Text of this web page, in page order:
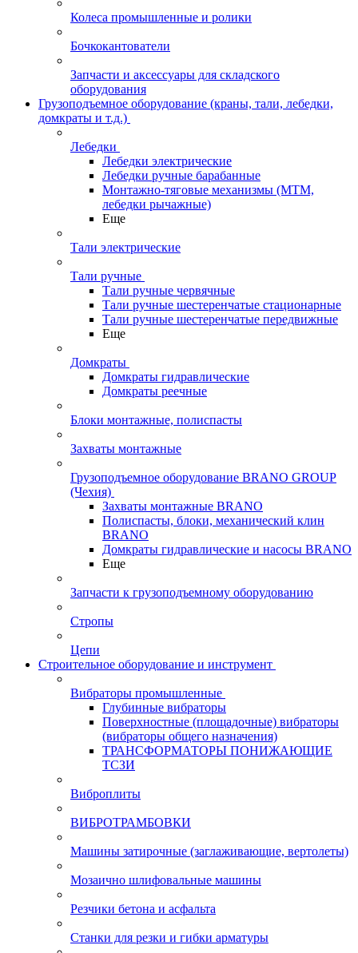
Колеса промышленные и ролики
Бочкокантователи
Запчасти и аксессуары для складского
оборудования
Грузоподъемное оборудование (краны, тали, лебедки,
домкраты и т.д.)
Лебедки
Лебедки электрические
Лебедки ручные барабанные
Монтажно-тяговые механизмы (МТМ,
лебедки рычажные)
Еще
Тали электрические
Тали ручные
Тали ручные червячные
Тали ручные шестеренчатые стационарные
Тали ручные шестеренчатые передвижные
Еще
Домкраты
Домкраты гидравлические
Домкраты реечные
Блоки монтажные, полиспасты
Захваты монтажные
Грузоподъемное оборудование BRANO GROUP
(Чехия)
Захваты монтажные BRANO
Полиспасты, блоки, механический клин
BRANO
Домкраты гидравлические и насосы BRANO
Еще
Запчасти к грузоподъемному оборудованию
Стропы
Цепи
Строительное оборудование и инструмент
Вибраторы промышленные
Глубинные вибраторы
Поверхностные (площадочные) вибраторы
(вибраторы общего назначения)
ТРАНСФОРМАТОРЫ ПОНИЖАЮЩИЕ
ТСЗИ
Виброплиты
ВИБРОТРАМБОВКИ
Машины затирочные (заглаживающие, вертолеты)
Мозаично шлифовальные машины
Резчики бетона и асфальта
Станки для резки и гибки арматуры